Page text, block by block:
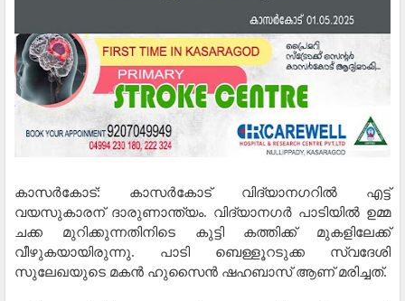
കാസര്‍കോട്: കാസർകോട് വിദ്യാനഗറിൽ എട്ട്
വയസുകാരന് ദാരുണാന്ത്യം. വിദ്യാനഗർ പാടിയിൽ ഉമ്മ
ചക്ക മുറിക്കുന്നതിനിടെ കുട്ടി കത്തിക്ക് മുകളിലേക്ക്
വീഴുകയായിരുന്നു. പാടി ബെള്ളൂറടുക്ക സ്വദേശി
സുലേഖയുടെ മകൻ ഹുസൈൻ ഷഹബാസ് ആണ് മരിച്ചത്.